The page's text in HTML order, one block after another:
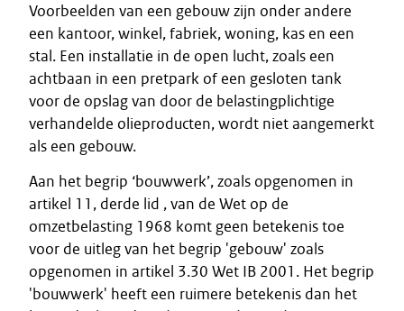
Voorbeelden van een gebouw zijn onder andere
een kantoor, winkel, fabriek, woning, kas en een
stal. Een installatie in de open lucht, zoals een
achtbaan in een pretpark of een gesloten tank
voor de opslag van door de belastingplichtige
verhandelde olieproducten, wordt niet aangemerkt
als een gebouw.
Aan het begrip ‘bouwwerk’, zoals opgenomen in
artikel 11, derde lid , van de Wet op de
omzetbelasting 1968 komt geen betekenis toe
voor de uitleg van het begrip 'gebouw' zoals
opgenomen in artikel 3.30 Wet IB 2001. Het begrip
'bouwwerk' heeft een ruimere betekenis dan het